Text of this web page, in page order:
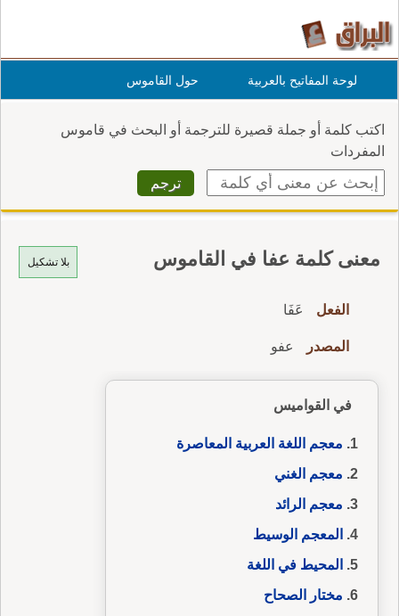
لوحة المفاتيح بالعربية حول القاموس
اكتب كلمة أو جملة قصيرة للترجمة أو البحث في قاموس
المفردات
بلا تشكيل معنى كلمة عفا في القاموس
الفعل عَفَا
المصدر عفو
في القواميس
معجم اللغة العربية المعاصرة
معجم الغني
معجم الرائد
المعجم الوسيط
المحيط في اللغة
مختار الصحاح